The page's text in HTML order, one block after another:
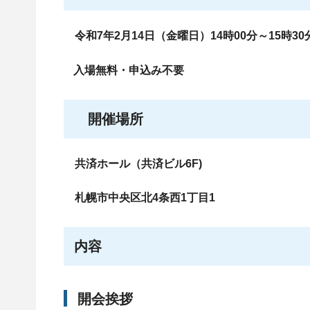
令和7年2月14日（金曜日）14時00分～15時30
入場無料・申込み不要
開催場所
共済ホール（共済ビル6F)
札幌市中央区北4条西1丁目1
内容
開会挨拶